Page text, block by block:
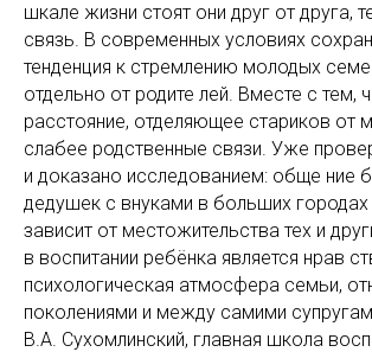
шкале жизни стоят они друг от друга,
связь. В современных условиях
тенденция к стремлению молодых
отдельно от родите лей. Вместе с тем,
расстояние, отделяющее стариков от
слабее родственные связи. Уже
и доказано исследованием: обще ние
дедушек с внуками в больших
зависит от местожительства тех и
в воспитании ребёнка является нрав
психологическая атмосфера семьи,
поколениями и между самими
В.А. Сухомлинский, главная школа